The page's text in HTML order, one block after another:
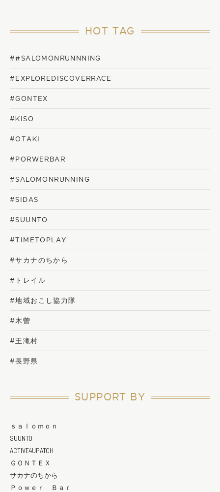
HOT TAG
##SALOMONRUNNNING
#EXPLOREDISCOVERRACE
#GONTEX
#KISO
#OTAKI
#PORWERBAR
#SALOMONRUNNING
#SIDAS
#SUUNTO
#TIMETOPLAY
#サカナのちから
#トレイル
#地域おこし協力隊
#木曽
#王滝村
#長野県
SUPPORT BY
ｓａｌｏｍｏｎ
SUUNTO
ACTIVE4UPATCH
ＧＯＮＴＥＸ
サカナのちから
Ｐｏｗｅｒ Ｂａｒ